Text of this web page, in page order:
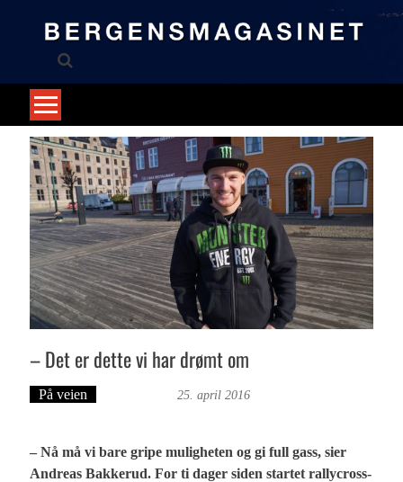
– Det er dette vi har drømt om
På veien 25. april 2016
– Nå må vi bare gripe muligheten og gi full gass, sier
Andreas Bakkerud. For ti dager siden startet rallycross-